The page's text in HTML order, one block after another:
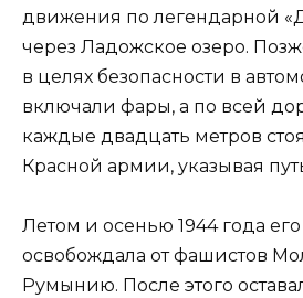
движения по легендарной
через Ладожское озеро.
в целях безопасности в
включали фары, а по всей
каждые двадцать метров
Красной армии, указывая
Летом и осенью 1944 года
освобождала от фашистов
Румынию. После этого